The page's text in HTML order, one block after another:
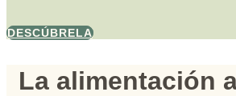
DESCÚBRELA
La alimentación